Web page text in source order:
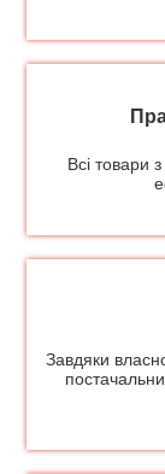
Всі товари
Завдяки